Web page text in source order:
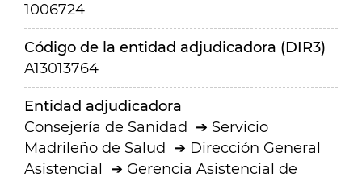
1006724
Código de la entidad adjudicadora (DIR3)
A13013764
Entidad adjudicadora
Consejería de Sanidad
Servicio
Madrileño de Salud
Dirección General
Asistencial
Gerencia Asistencial de